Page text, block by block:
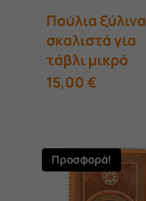
Πούλια ξύλινα
σκαλιστά για
τάβλι μικρό
15,00€
Προσφορά!